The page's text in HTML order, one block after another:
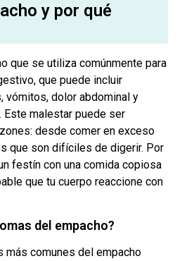
y por qué
que se utiliza comúnmente para
que puede incluir
vómitos, dolor abdominal y
Este malestar puede ser
desde comer en exceso
que son difíciles de digerir. Por
festín con una comida copiosa
que tu cuerpo reaccione con
del empacho?
comunes del empacho